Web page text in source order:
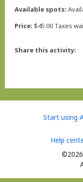
Available spots:
Price: $45.00 Taxes
Share this activity:
Start using
Help